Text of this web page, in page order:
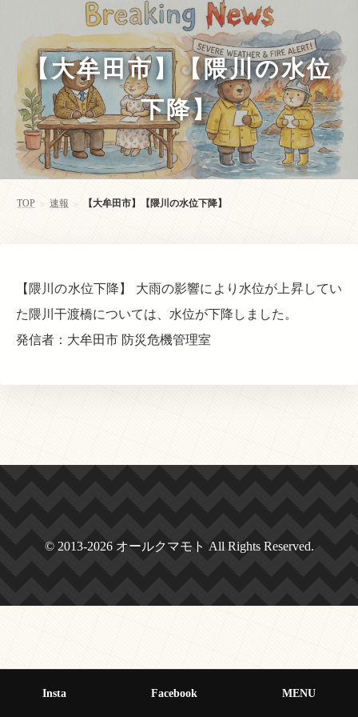
【大牟田市】【隈川の水位
下降】
TOP > 速報 > 【大牟田市】【隈川の水位下降】
【隈川の水位下降】 大雨の影響により水位が上昇してい
た隈川干渡橋については、水位が下降しました。
発信者：大牟田市 防災危機管理室
© 2013-2026 オールクマモト All Rights Reserved.
Insta Facebook MENU